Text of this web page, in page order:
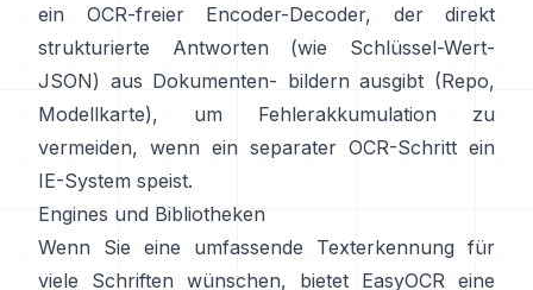
ein OCR-freier Encoder-Decoder, der direkt
strukturierte Antworten (wie Schlüssel-Wert-
JSON) aus Dokumenten- bildern ausgibt (Repo,
Modellkarte), um Fehlerakkumulation zu
vermeiden, wenn ein separater OCR-Schritt ein
IE-System speist.
Engines und Bibliotheken
Wenn Sie eine umfassende Texterkennung für
viele Schriften wünschen, bietet EasyOCR eine